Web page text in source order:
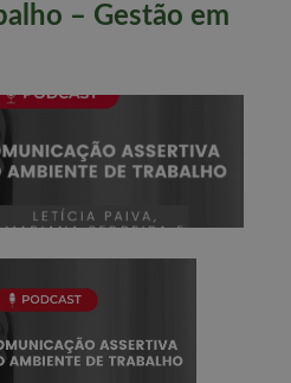
– Gestão em